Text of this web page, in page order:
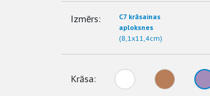
Izmērs:
C7 krāsainas
aploksnes
(8,1x11,4cm)
Krāsa: